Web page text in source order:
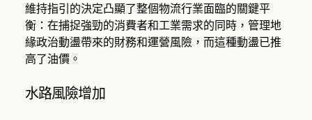
維持指引的決定凸顯了整個物流行業面臨的關鍵平
衡：在捕捉強勁的消費者和工業需求的同時，管理地
緣政治動盪帶來的財務和運營風險，而這種動盪已推
高了油價。
水路風險增加